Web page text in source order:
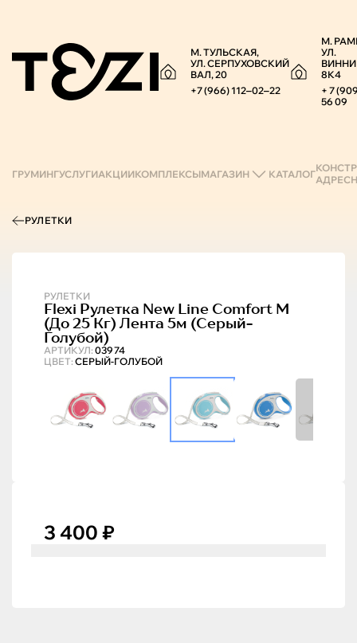
М. ТУЛЬСКАЯ,
УЛ. СЕРПУХОВСКИЙ
ВАЛ, 20
+7 (966) 112‒02‒22
М.
УЛ.
8К4
+ 7
56 09
ГРУМИНГУСЛУГИАКЦИИКОМПЛЕКСЫМАГАЗИН КАТАЛОГ
РУЛЕТКИ
РУЛЕТКИ
АРТИКУЛ: 03974
Flexi Рулетка New Line Comfort M
(до 25 Кг) Лента 5м (серый-
Голубой)
ЦВЕТ: СЕРЫЙ-ГОЛУБОЙ
3 400 ₽